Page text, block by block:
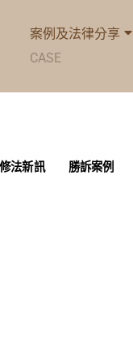
案例及法律分享
CASE
法新訊 勝訴案例